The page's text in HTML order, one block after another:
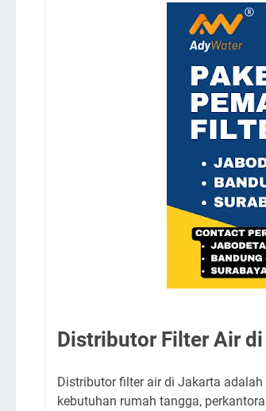
Distributor Filter Air
Distributor filter air di Jakarta
kebutuhan rumah tangga,